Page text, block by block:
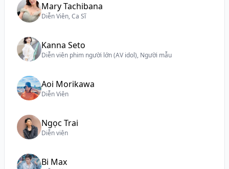
Mary Tachibana
Diễn Viên, Ca Sĩ
Kanna Seto
Diễn viên phim người lớn (AV idol), Người mẫu
Aoi Morikawa
Diễn Viên
Ngọc Trai
Diễn viên
Bi Max